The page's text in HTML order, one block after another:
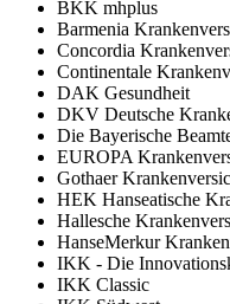
BKK mhplus
Barmenia
Concordia
Continentale
DAK Gesundheit
DKV Deutsche
Die Bayerische
EUROPA
Gothaer
HEK Hanseatische
Hallesche
HanseMerkur
IKK - Die
IKK Classic